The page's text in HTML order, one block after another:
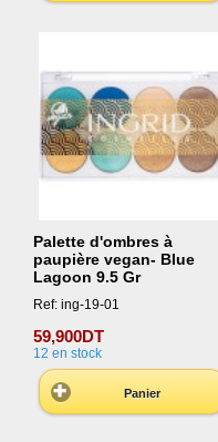
Palette d'ombres à
paupière vegan- Blue
Lagoon 9.5 Gr
Ref: ing-19-01
59,900DT
12 en stock
Panier